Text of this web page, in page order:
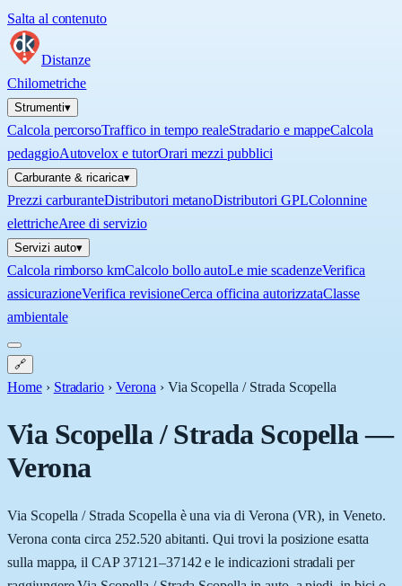
Salta al contenuto
Distanze
Chilometriche
Strumenti▾
Calcola percorsoTraffico in tempo realeStradario e mappeCalcola
pedaggioAutovelox e tutorOrari mezzi pubblici
Carburante & ricarica▾
Prezzi carburanteDistributori metanoDistributori GPLColonnine
elettricheAree di servizio
Servizi auto▾
Calcola rimborso kmCalcolo bollo autoLe mie scadenzeVerifica
assicurazioneVerifica revisioneCerca officina autorizzataClasse
ambientale
🔗
Home › Stradario › Verona › Via Scopella / Strada Scopella
Via Scopella / Strada Scopella—
Verona
Via Scopella / Strada Scopella è una via di Verona (VR), in Veneto.
Verona conta circa 252.520 abitanti. Qui trovi la posizione esatta
sulla mappa, il CAP 37121–37142 e le indicazioni stradali per